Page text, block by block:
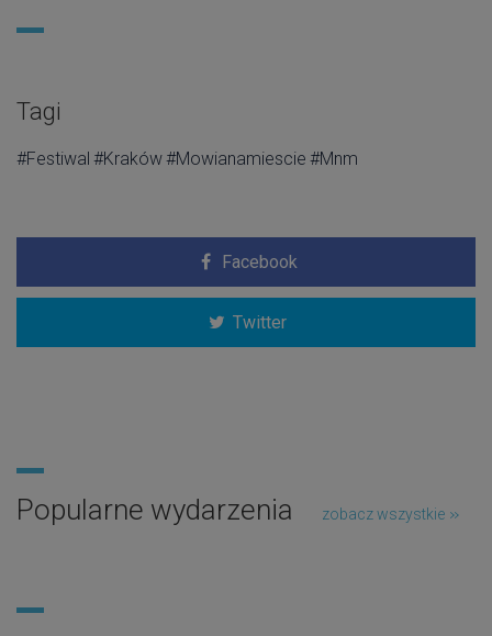
Tagi
#Festiwal #Kraków#Mowianamiescie #Mnm
Facebook
Twitter
Popularne wydarzenia zobacz wszystkie